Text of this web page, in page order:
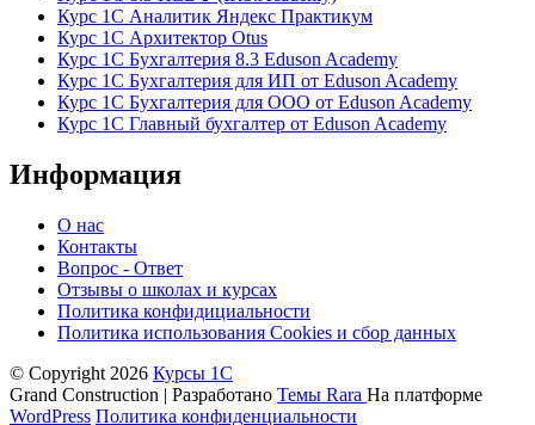
Курс 1С Аналитик Яндекс Практикум
Курс 1С Архитектор Otus
Курс 1С Бухгалтерия 8.3 Eduson Academy
Курс 1С Бухгалтерия для ИП от Eduson Academy
Курс 1С Бухгалтерия для ООО от Eduson Academy
Курс 1С Главный бухгалтер от Eduson Academy
Информация
О нас
Контакты
Вопрос - Ответ
Отзывы о школах и курсах
Политика конфидициальности
Политика использования Cookies и сбор данных
© Copyright 2026 Курсы 1С
Grand Construction | Разработано Темы Rara На платформе
WordPress Политика конфиденциальности